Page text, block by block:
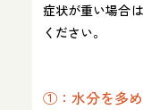
症状が重い場合
ください。
①：水分を多